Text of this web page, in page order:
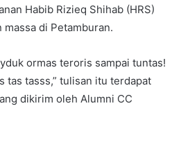
Habib Rizieq Shihab (HRS)
di Petamburan.
ormas teroris sampai tuntas!
tas tasss,” tulisan itu terdapat
dikirim oleh Alumni CC